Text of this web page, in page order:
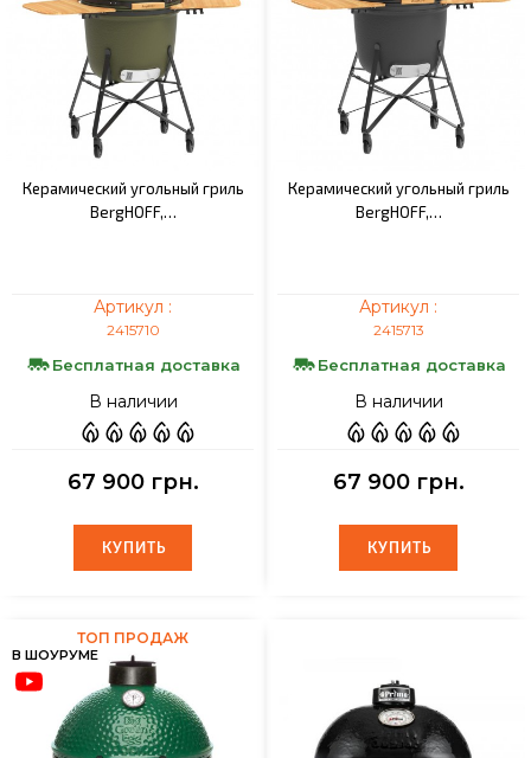
Керамический угольный гриль
BergHOFF,…
Артикул :
2415710
Бесплатная доставка
В наличии
67 900 грн.
КУПИТЬ
КУПИТЬ
Керамический угольный гриль
BergHOFF,…
Артикул :
2415713
Бесплатная доставка
В наличии
67 900 грн.
КУПИТЬ
КУПИТЬ
В ШОУРУМЕ
ТОП ПРОДАЖ